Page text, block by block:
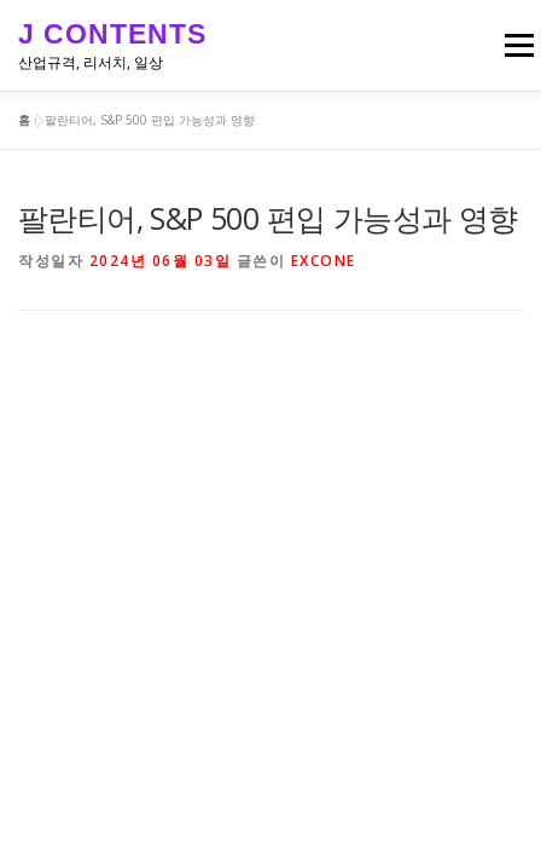
J CONTENTS
산업규격, 리서치, 일상
메뉴
홈 »팔란티어, S&P 500 편입 가능성과 영향
팔란티어, S&P 500 편입 가능성과 영향
작성일자 2024년 06월 03일 글쓴이 EXCONE